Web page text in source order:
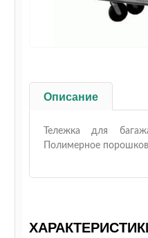
Описание
Тележка для
Полимерное